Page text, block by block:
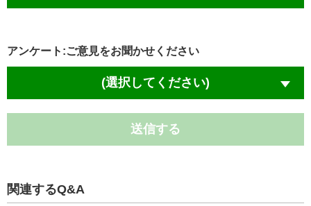
アンケート:ご意見をお聞かせください
(選択してください)
送信する
関連するQ&A